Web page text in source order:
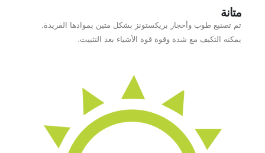
متانة
تم تصنيع طوب وأحجار بريكستونز بشكل متين بموادها الفريدة.
يمكنه التكيف مع شدة وقوة قوة الأشياء بعد التثبيت.